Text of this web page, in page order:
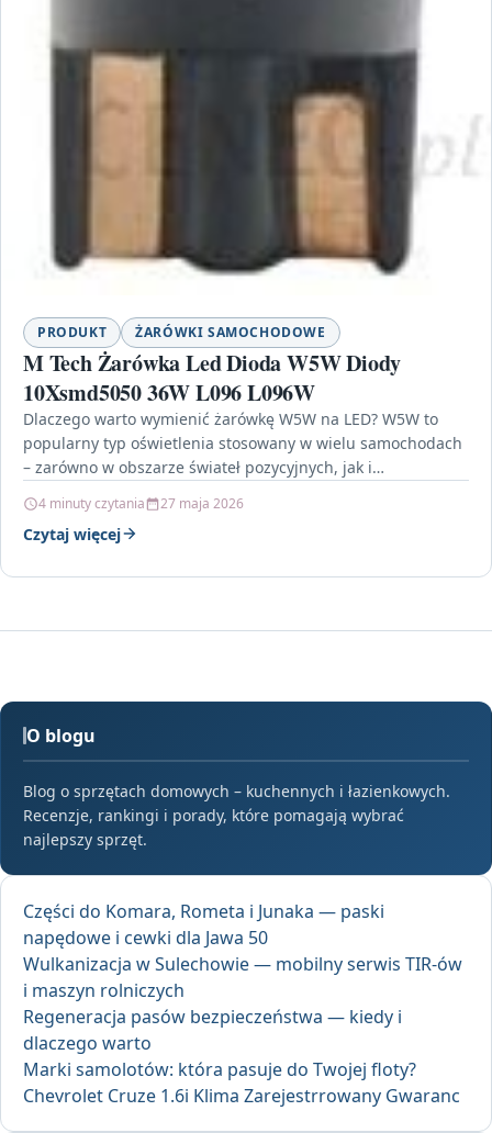
PRODUKT ŻARÓWKI SAMOCHODOWE
M Tech Żarówka Led Dioda W5W Diody
10Xsmd5050 36W L096 L096W
Dlaczego warto wymienić żarówkę W5W na LED? W5W to
popularny typ oświetlenia stosowany w wielu samochodach
– zarówno w obszarze świateł pozycyjnych, jak i…
4 minuty czytania 27 maja 2026
Czytaj więcej
O blogu
Blog o sprzętach domowych – kuchennych i łazienkowych.
Recenzje, rankingi i porady, które pomagają wybrać
najlepszy sprzęt.
Części do Komara, Rometa i Junaka — paski
napędowe i cewki dla Jawa 50
Wulkanizacja w Sulechowie — mobilny serwis TIR-ów
i maszyn rolniczych
Regeneracja pasów bezpieczeństwa — kiedy i
dlaczego warto
Marki samolotów: która pasuje do Twojej floty?
Chevrolet Cruze 1.6i Klima Zarejestrrowany Gwaranc